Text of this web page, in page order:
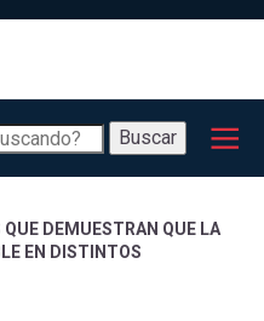
Buscar
DEMUESTRAN QUE LA
EN DISTINTOS